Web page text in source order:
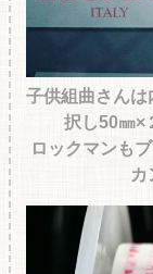
子供組曲さんは
択し50㎜×
ロックマンも
カ